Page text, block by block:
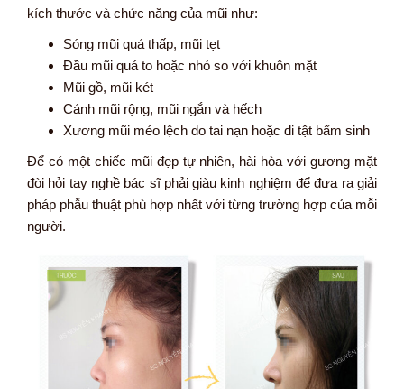
kích thước và chức năng của mũi như:
Sóng mũi quá thấp, mũi tẹt
Đầu mũi quá to hoặc nhỏ so với khuôn mặt
Mũi gồ, mũi két
Cánh mũi rộng, mũi ngắn và hếch
Xương mũi méo lệch do tai nạn hoặc di tật bẩm sinh
Để có một chiếc mũi đẹp tự nhiên, hài hòa với gương mặt
đòi hỏi tay nghề bác sĩ phải giàu kinh nghiệm để đưa ra giải
pháp phẫu thuật phù hợp nhất với từng trường hợp của mỗi
người.